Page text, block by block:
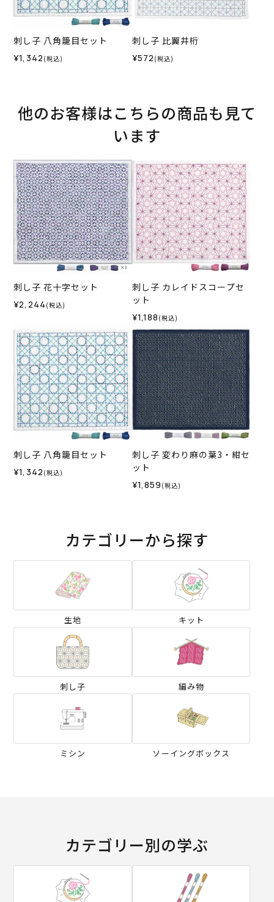
刺し子 八角籠目セット
¥1,342 (税込)
刺し子 比翼井桁
¥572 (税込)
他のお客様はこちらの商品も見て
います
刺し子 花十字セット
¥2,244 (税込)
刺し子 カレイドスコープセ
ット
¥1,188 (税込)
刺し子 八角籠目セット
¥1,342 (税込)
刺し子 変わり麻の葉3・紺セ
ット
¥1,859 (税込)
カテゴリーから探す
生地 キット
刺し子 編み物
ミシン ソーイングボックス
カテゴリー別の学ぶ